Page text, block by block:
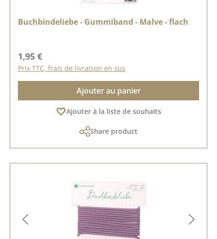
Buchbindeliebe - Gummiband - Malve - flach
Prix régulier :
1,95 €
Prix TTC, frais de livraison en sus
Ajouter au panier
Ajouter à la liste de souhaits
Share product